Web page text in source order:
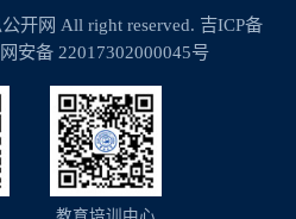
开网 All right reserved. 吉ICP备
安备 22017302000045号